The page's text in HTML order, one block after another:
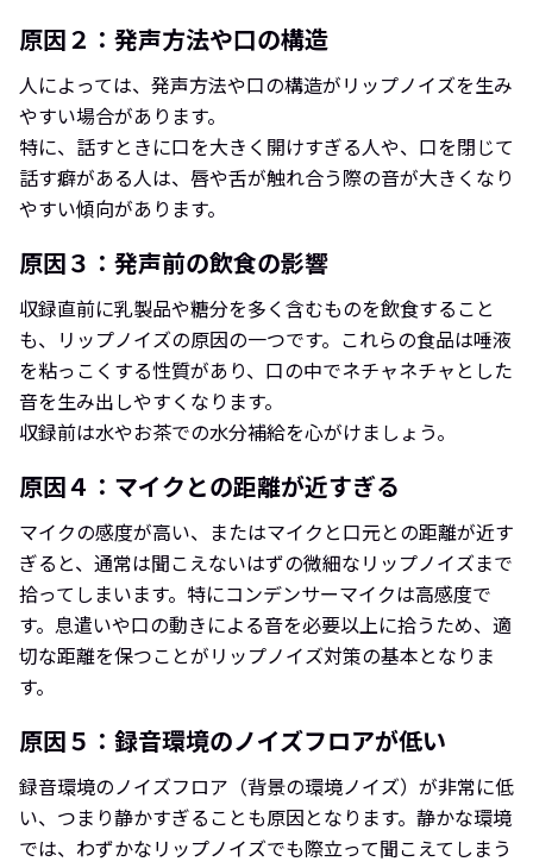
原因２：発声方法や口の構造
人によっては、発声方法や口の構造がリップノイズを生み
やすい場合があります。
特に、話すときに口を大きく開けすぎる人や、口を閉じて
話す癖がある人は、唇や舌が触れ合う際の音が大きくなり
やすい傾向があります。
原因３：発声前の飲食の影響
収録直前に乳製品や糖分を多く含むものを飲食すること
も、リップノイズの原因の一つです。これらの食品は唾液
を粘っこくする性質があり、口の中でネチャネチャとした
音を生み出しやすくなります。
収録前は水やお茶での水分補給を心がけましょう。
原因４：マイクとの距離が近すぎる
マイクの感度が高い、またはマイクと口元との距離が近す
ぎると、通常は聞こえないはずの微細なリップノイズまで
拾ってしまいます。特にコンデンサーマイクは高感度で
す。息遣いや口の動きによる音を必要以上に拾うため、適
切な距離を保つことがリップノイズ対策の基本となりま
す。
原因５：録音環境のノイズフロアが低い
録音環境のノイズフロア（背景の環境ノイズ）が非常に低
い、つまり静かすぎることも原因となります。静かな環境
では、わずかなリップノイズでも際立って聞こえてしまう